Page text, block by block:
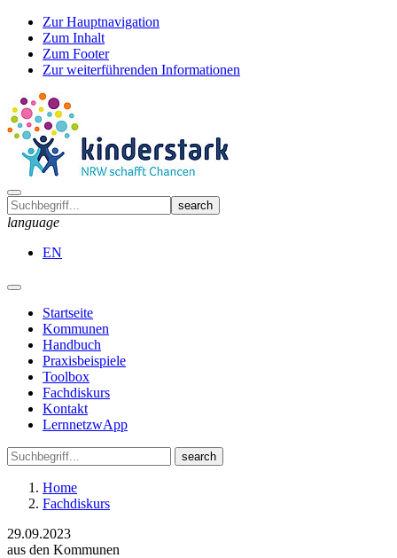
Zur Hauptnavigation
Zum Inhalt
Zum Footer
Zur weiterführenden Informationen
language
EN
Startseite
Kommunen
Handbuch
Praxisbeispiele
Toolbox
Fachdiskurs
Kontakt
LernnetzwApp
Home
Fachdiskurs
29.09.2023
aus den Kommunen